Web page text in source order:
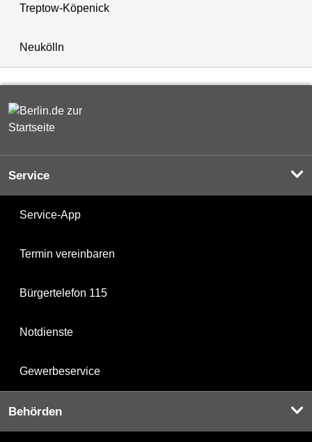
Treptow-Köpenick
Neukölln
Service
Service-App
Termin vereinbaren
Bürgertelefon 115
Notdienste
Gewerbeservice
Behörden